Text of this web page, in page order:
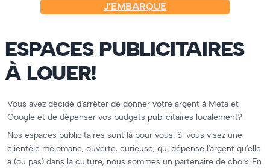
J’EMBARQUE
ESPACES PUBLICITAIRES
À LOUER!
Vous avez décidé d’arrêter de donner votre argent à Meta et
Google et de dépenser vos budgets publicitaires localement?
Nos espaces publicitaires sont là pour vous! Si vous visez une
clientèle mélomane, ouverte, curieuse, qui dépense l’argent qu’elle
a (ou pas) dans la culture, nous sommes un partenaire de choix. En